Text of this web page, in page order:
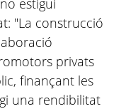
estigui
"La construcció
privats
finançant les
una rendibilitat